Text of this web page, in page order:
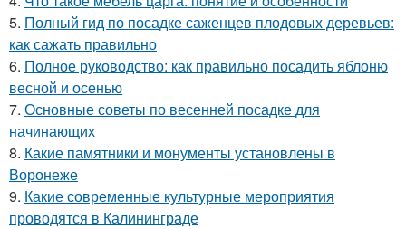
5. Полный гид по посадке саженцев плодовых деревьев:
как сажать правильно
6. Полное руководство: как правильно посадить яблоню
весной и осенью
7. Основные советы по весенней посадке для
начинающих
8. Какие памятники и монументы установлены в
Воронеже
9. Какие современные культурные мероприятия
проводятся в Калининграде